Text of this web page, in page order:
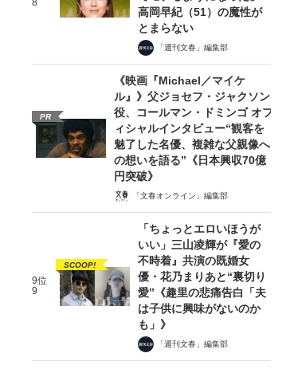
8
高岡早紀（51）の魔性が
とまらない
「週刊文春」編集部
PR
《映画『Michael／マイケ
ル』》父ジョセフ・ジャクソン
役、コールマン・ドミンゴ オフ
ィシャルインタビュー“観客を
魅了した名優、複雑な父親像へ
の想いを語る”《日本興収70億
円突破》
「文春オンライン」編集部
9位
9
SCOOP!
「ちょっとエロいほうが
いい」三山凌輝が『愛の
不時着』共演の既婚女
優・花乃まりあと“裏切り
愛”《趣里の悲痛告白「夫
は子供に興味がないのか
も」》
「週刊文春」編集部